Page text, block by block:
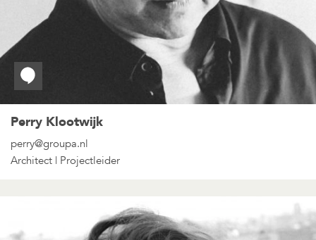
Perry Klootwijk
perry@groupa.nl
Architect | Projectleider